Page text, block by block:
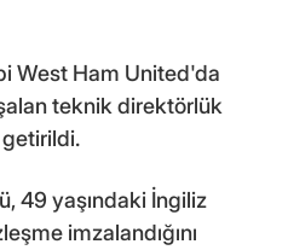
West Ham United'da
teknik direktörlük
49 yaşındaki İngiliz
imzalandığını